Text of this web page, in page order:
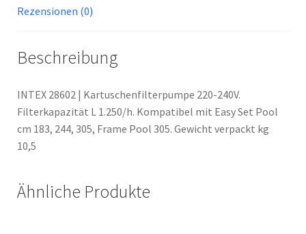
Rezensionen (0)
Beschreibung
INTEX 28602 | Kartuschenfilterpumpe 220-240V.
Filterkapazität L 1.250/h. Kompatibel mit Easy Set Pool
cm 183, 244, 305, Frame Pool 305. Gewicht verpackt kg
10,5
Ähnliche Produkte